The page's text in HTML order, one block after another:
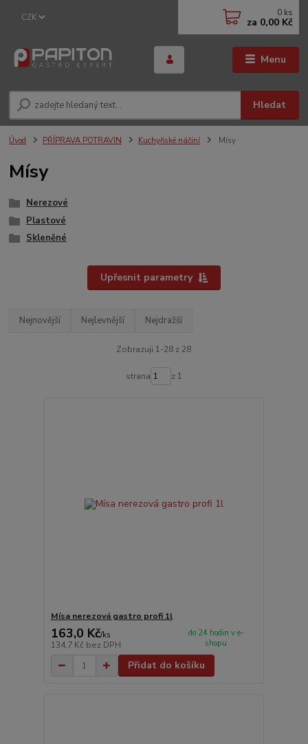
Menu
CZK
Hledat
0 ks
za 0,00 Kč
Úvod PŘÍPRAVA POTRAVIN Kuchyňské náčiní Mísy
Mísy
Nerezové
Plastové
Skleněné
Upřesnit parametry
Nejnovější Nejlevnější Nejdražší
Zobrazuji 1-28 z 28
strana z 1
Mísa nerezová gastro profi 1l
163,0 Kč/ks
134,7 Kč bez DPH
do 24 hodin v e-
shopu
Přidat do košíku